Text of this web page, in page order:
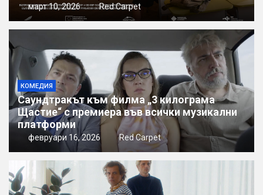
март 10, 2026 Red Carpet
КОМЕДИЯ
Саундтракът към филма „3 килограма
Щастие“ с премиера във всички музикални
платформи
февруари 16, 2026 Red Carpet